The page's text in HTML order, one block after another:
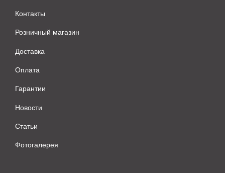
Контакты
Розничный магазин
Доставка
Оплата
Гарантии
Новости
Статьи
Фотогалерея